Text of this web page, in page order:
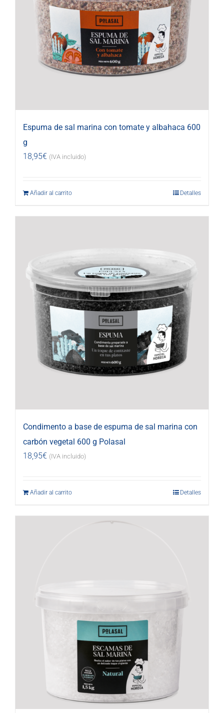
Espuma de sal marina con tomate y albahaca 600
g
18,95€ (IVA incluido)
Añadir al carrito Detalles
Condimento a base de espuma de sal marina con
carbón vegetal 600 g Polasal
18,95€ (IVA incluido)
Añadir al carrito Detalles